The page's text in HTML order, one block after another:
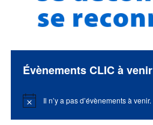
Évènements CLIC à venir
Notice Il n’y a pas d’évènements à venir.